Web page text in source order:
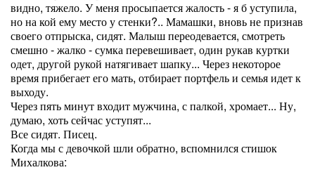
видно, тяжело. У меня просыпается жалость - я б уступила,
но на кой ему место у стенки?.. Мамашки, вновь не признав
своего отпрыска, сидят. Малыш переодевается, смотреть
смешно - жалко - сумка перевешивает, один рукав куртки
одет, другой рукой натягивает шапку... Через некоторое
время прибегает его мать, отбирает портфель и семья идет к
выходу.
Через пять минут входит мужчина, с палкой, хромает... Ну,
думаю, хоть сейчас уступят...
Все сидят. Писец.
Когда мы с девочкой шли обратно, вспомнился стишок
Михалкова: